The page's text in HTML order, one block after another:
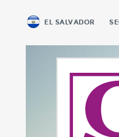
EL SALVADOR